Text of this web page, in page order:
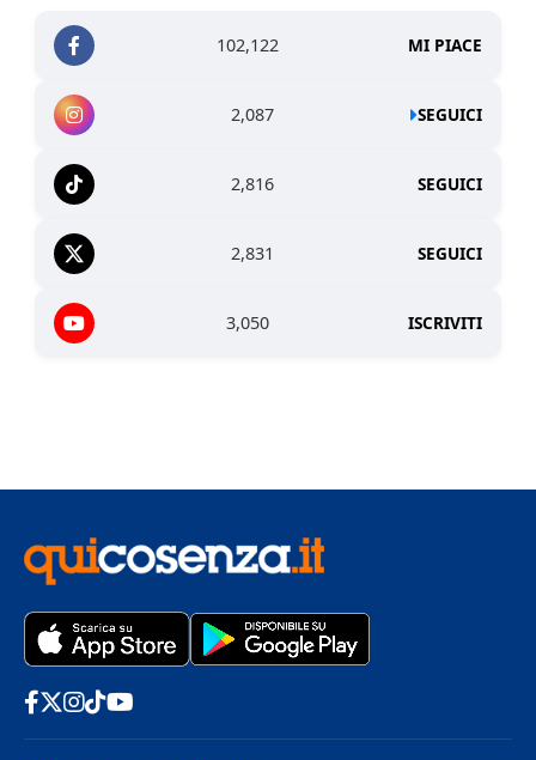
102,122 MI PIACE
2,087 SEGUICI
2,816 SEGUICI
2,831 SEGUICI
3,050 ISCRIVITI